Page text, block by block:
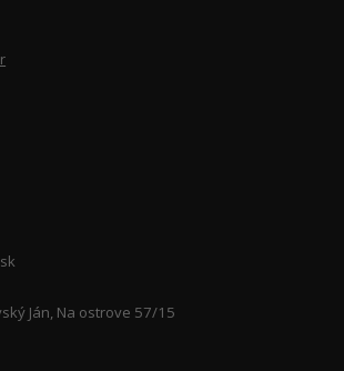
Ján, Na ostrove 57/15